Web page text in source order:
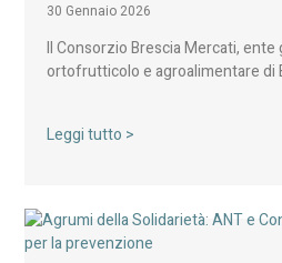
30 Gennaio 2026
Il Consorzio Brescia Mercati,
ortofrutticolo e agroalimentare di
Leggi tutto >